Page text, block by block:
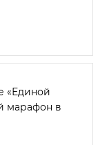
«Единой
марафон в